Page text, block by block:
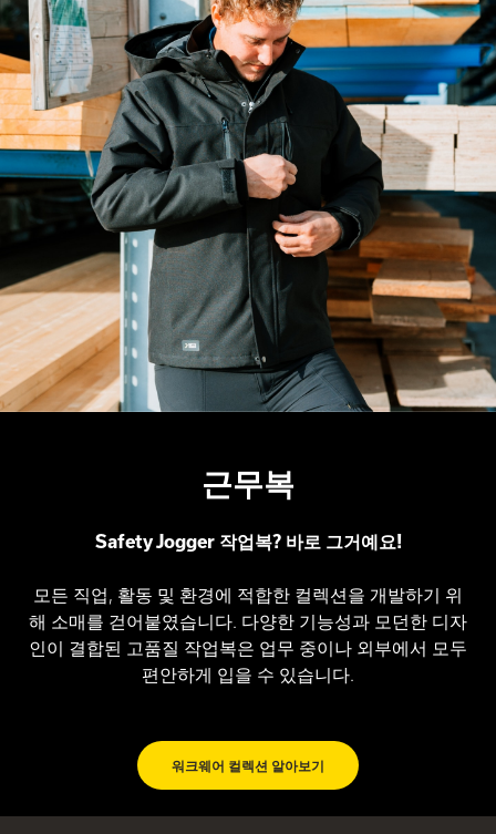
근무복
Safety Jogger 작업복? 바로 그거예요!
모든 직업, 활동 및 환경에 적합한 컬렉션을 개발하기 위
해 소매를 걷어붙였습니다. 다양한 기능성과 모던한 디자
인이 결합된 고품질 작업복은 업무 중이나 외부에서 모두
편안하게 입을 수 있습니다.
워크웨어 컬렉션 알아보기